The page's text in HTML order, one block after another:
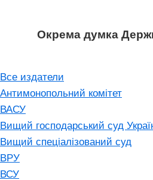
Окрема думка
Все издатели
Антимонопольний комітет
ВАСУ
Вищий господарський суд
Вищий спеціалізований суд
ВРУ
ВСУ